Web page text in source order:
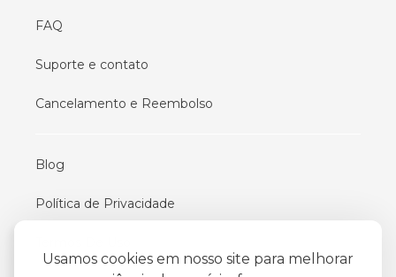
Usamos cookies em nosso site para melhorar
FAQ
Suporte e contato
Cancelamento e Reembolso
Blog
Política de Privacidade